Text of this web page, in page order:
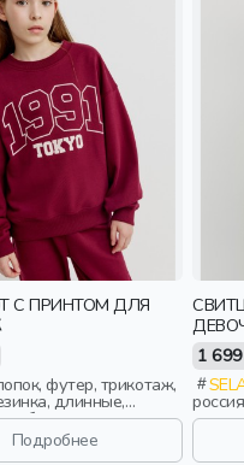
С ПРИНТОМ ДЛЯ
длинные,
принт,
вырез, объемные,
Подробнее
1